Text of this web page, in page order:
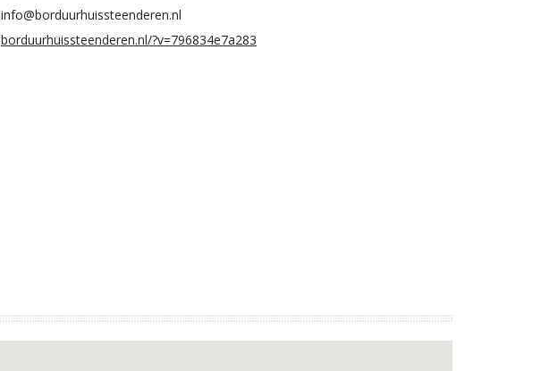
info@borduurhuissteenderen.nl
borduurhuissteenderen.nl/?v=796834e7a283